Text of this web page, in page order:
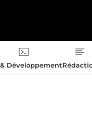
Développement